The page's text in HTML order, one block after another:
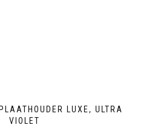
LUXE, ULTRA
VIOLET